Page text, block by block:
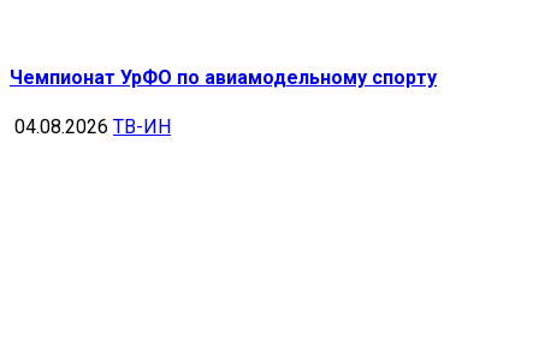
Чемпионат УрФО по авиамодельному спорту
04.08.2026 ТВ-ИН